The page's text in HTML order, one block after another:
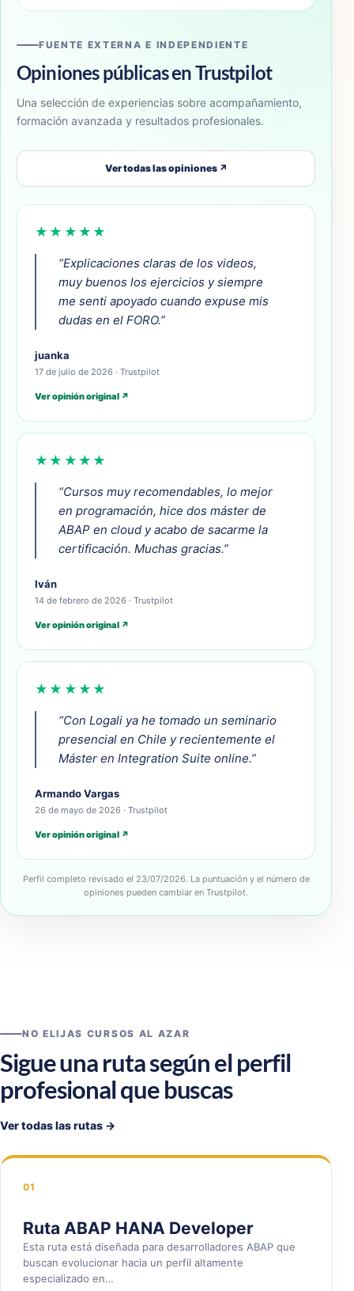
FUENTE EXTERNA E INDEPENDIENTE
Opiniones públicas en Trustpilot
Una selección de experiencias sobre acompañamiento,
formación avanzada y resultados profesionales.
Ver todas las opiniones ↗
★★★★★
“Explicaciones claras de los videos,
muy buenos los ejercicios y siempre
me senti apoyado cuando expuse mis
dudas en el FORO.”
juanka
17 de julio de 2026 · Trustpilot
Ver opinión original ↗
★★★★★
“Cursos muy recomendables, lo mejor
en programación, hice dos máster de
ABAP en cloud y acabo de sacarme la
certificación. Muchas gracias.”
Iván
14 de febrero de 2026 · Trustpilot
Ver opinión original ↗
★★★★★
“Con Logali ya he tomado un seminario
presencial en Chile y recientemente el
Máster en Integration Suite online.”
Armando Vargas
26 de mayo de 2026 · Trustpilot
Ver opinión original ↗
Perfil completo revisado el 23/07/2026. La puntuación y el número de
opiniones pueden cambiar en Trustpilot.
NO ELIJAS CURSOS AL AZAR
Sigue una ruta según el perfil
profesional que buscas
Ver todas las rutas →
01
Ruta ABAP HANA Developer
Esta ruta está diseñada para desarrolladores ABAP que
buscan evolucionar hacia un perfil altamente
especializado en…